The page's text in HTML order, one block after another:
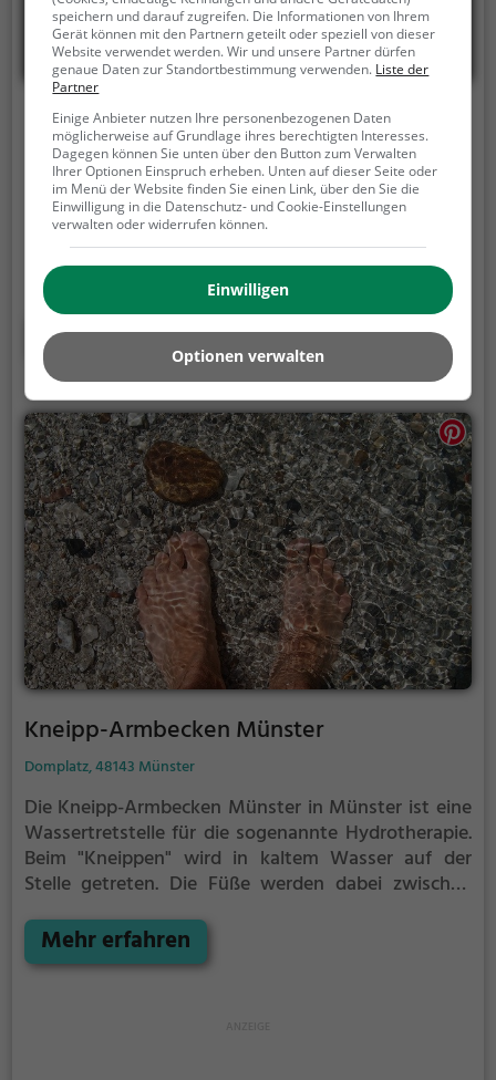
Inselbad Bahia Bocholt
Hemdener Weg 169, 46399 Bocholt
Das Inselbad Bahia Bocholt ist ein Erlebnisbad in
Bocholt. Egal ob jung oder alt, Adrenalinjunkie oder
Wasserratte - im Inselbad Bahia Bocholt kommt
jeder auf seine Kosten. Für einen Familienausflug,
einen Kindergeburtstag oder einfach mit Freunden
ist das Inselbad Bahia Bocholt genau die richtige
Adresse.
Mehr erfahren
Kneipp-Armbecken Münster
Domplatz, 48143 Münster
Die Kneipp-Armbecken Münster in Münster ist eine
Wassertretstelle für die sogenannte Hydrotherapie.
Beim "Kneippen" wird in kaltem Wasser auf der
Stelle getreten. Die Füße werden dabei zwischen
Wasser herausgehoben. Nach 30 Sekunden, oder
früher, wenn du ein starkes Kältegefühl in den
Mehr erfahren
speichern und darauf zugreifen. Die Informationen von Ihrem
Gerät können mit den Partnern geteilt oder speziell von dieser
Website verwendet werden. Wir und unsere Partner dürfen
genaue Daten zur Standortbestimmung verwenden. Liste der
Partner
Einige Anbieter nutzen Ihre personenbezogenen Daten
möglicherweise auf Grundlage ihres berechtigten Interesses.
Dagegen können Sie unten über den Button zum Verwalten
Ihrer Optionen Einspruch erheben. Unten auf dieser Seite oder
im Menü der Website finden Sie einen Link, über den Sie die
Einwilligung in die Datenschutz- und Cookie-Einstellungen
verwalten oder widerrufen können.
Einwilligen
Optionen verwalten